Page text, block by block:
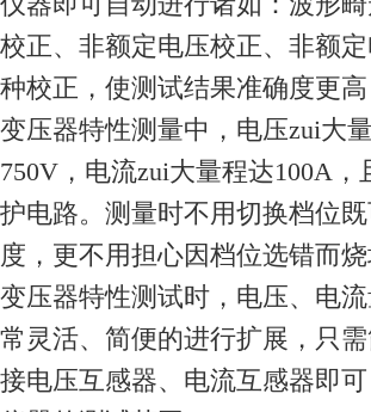
校正、非额定电压校正、非额
种校正，使测试结果准确度更高
变压器特性测量中，电压zui大
750V，电流zui大量程达100A，
护电路。测量时不用切换档位
度，更不用担心因档位选错而
变压器特性测试时，电压、电
常灵活、简便的进行扩展，只
接电压互感器、电流互感器即